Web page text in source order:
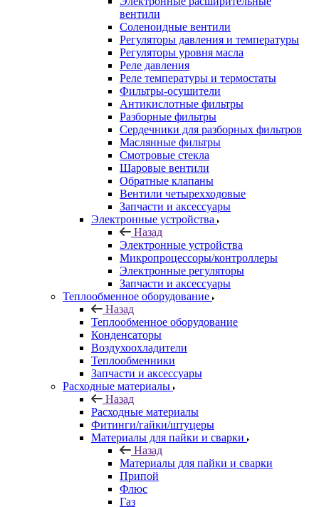
вентили
Соленоидные вентили
Регуляторы давления и температуры
Регуляторы уровня масла
Реле давления
Реле температуры и термостаты
Фильтры-осушители
Антикислотные фильтры
Разборные фильтры
Сердечники для разборных фильтров
Маслянные фильтры
Смотровые стекла
Шаровые вентили
Обратные клапаны
Вентили четырехходовые
Запчасти и аксессуары
Электронные устройства
Назад
Электронные устройства
Микропроцессоры/контроллеры
Электронные регуляторы
Запчасти и аксессуары
Теплообменное оборудование
Назад
Теплообменное оборудование
Конденсаторы
Воздухоохладители
Теплообменники
Запчасти и аксессуары
Расходные материалы
Назад
Расходные материалы
Фитинги/гайки/штуцеры
Материалы для пайки и сварки
Назад
Материалы для пайки и сварки
Припой
Флюс
Газ